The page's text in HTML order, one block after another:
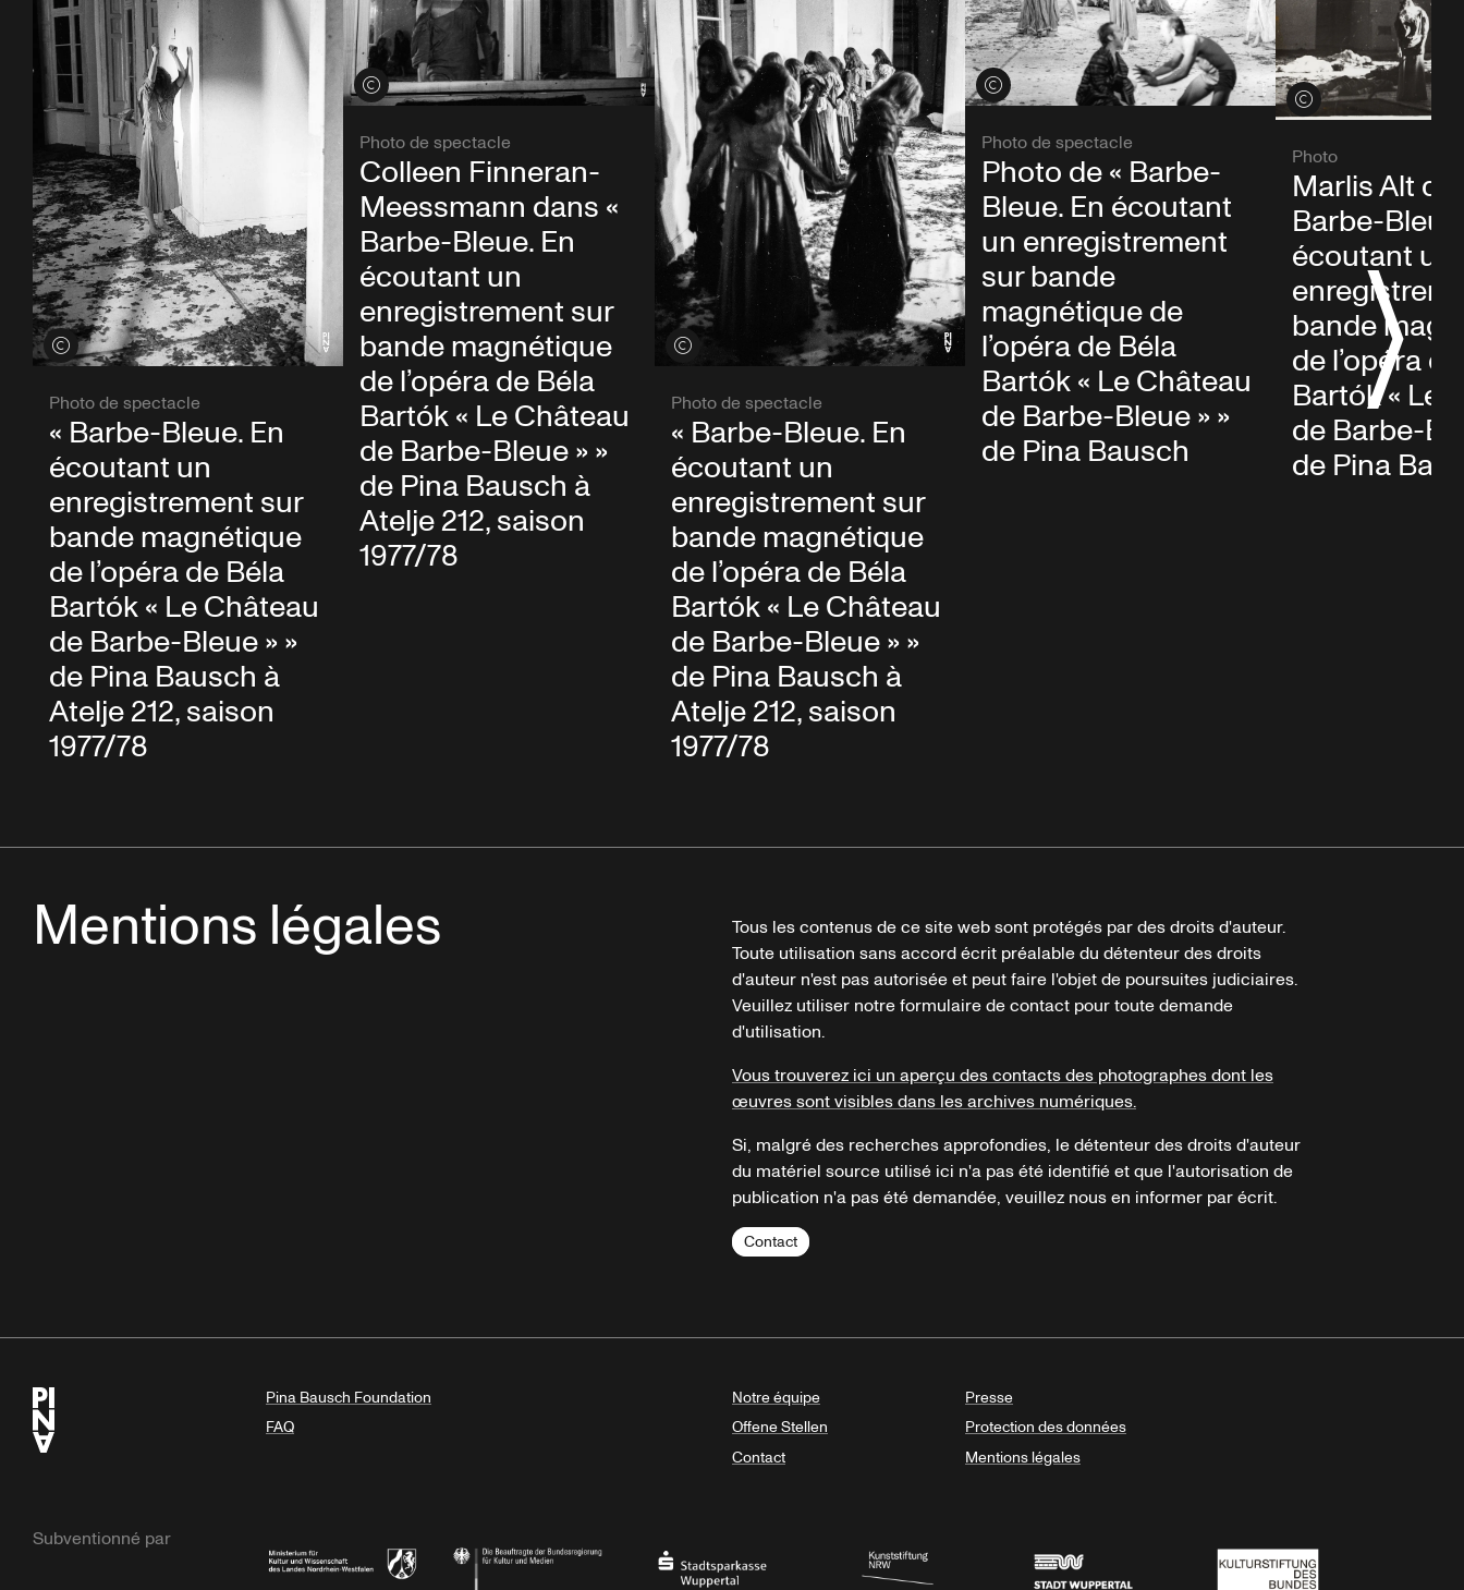
Voir les crédits
Photo de spectacle
« Barbe-Bleue. En
écoutant un
enregistrement sur
bande magnétique
de l’opéra de Béla
Bartók « Le Château
de Barbe-Bleue » »
de Pina Bausch à
Atelje 212, saison
1977/78
Voir les crédits
Photo de spectacle
Colleen Finneran-
Meessmann dans «
Barbe-Bleue. En
écoutant un
enregistrement sur
bande magnétique
de l’opéra de Béla
Bartók « Le Château
de Barbe-Bleue » »
de Pina Bausch à
Atelje 212, saison
1977/78
Voir les crédits
Photo de spectacle
« Barbe-Bleue. En
écoutant un
enregistrement sur
bande magnétique
de l’opéra de Béla
Bartók « Le Château
de Barbe-Bleue » »
de Pina Bausch à
Atelje 212, saison
1977/78
Voir les crédits
Photo de spectacle
Photo de « Barbe-
Bleue. En écoutant
un enregistrement
sur bande
magnétique de
l’opéra de Béla
Bartók « Le Château
de Barbe-Bleue » »
de Pina Bausch
Voir les crédits
Photo
Marlis Alt
Barbe-
écoutant un
bande
de l’opéra
Bartók « Le
de Barbe-
de Pina
Mentions légales
Tous les contenus de ce site web sont protégés par des droits d'auteur.
Toute utilisation sans accord écrit préalable du détenteur des droits
d'auteur n'est pas autorisée et peut faire l'objet de poursuites judiciaires.
Veuillez utiliser notre formulaire de contact pour toute demande
d'utilisation.
Vous trouverez ici un aperçu des contacts des photographes dont les
œuvres sont visibles dans les archives numériques.
Si, malgré des recherches approfondies, le détenteur des droits d'auteur
du matériel source utilisé ici n'a pas été identifié et que l'autorisation de
publication n'a pas été demandée, veuillez nous en informer par écrit.
Contact
Pina Bausch Foundation
FAQ
Notre équipe
Offene Stellen
Contact
Presse
Protection des données
Mentions légales
Subventionné par